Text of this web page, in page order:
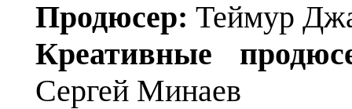
Продюсер: Теймур
Креативные
Сергей Минаев